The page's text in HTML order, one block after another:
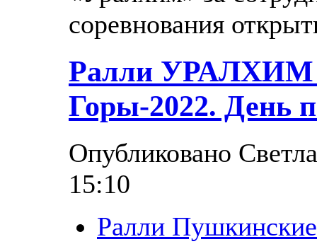
соревнования
Ралли УРАЛХИМ
Горы-2022. День
Опубликовано
15:10
Ралли